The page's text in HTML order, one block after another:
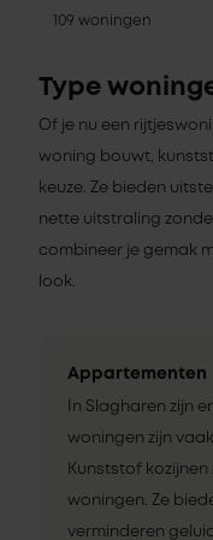
109 woningen
Type
Of je nu een
woning bouwt,
keuze. Ze bieden
nette uitstraling
combineer je gemak
look.
Appartementen
In Slagharen zijn
woningen zijn
Kunststof
woningen. Ze
verminderen